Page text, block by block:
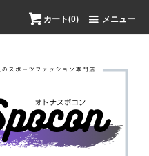
カート(0) メニュー